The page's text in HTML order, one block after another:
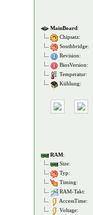
MainBoard:
Chipsatz:
Southbridge:
Revision:
BiosVersion:
Temperatur:
Kühlung:
RAM:
Size:
Typ:
Timing:
RAM-Takt:
AccessTime:
Voltage: